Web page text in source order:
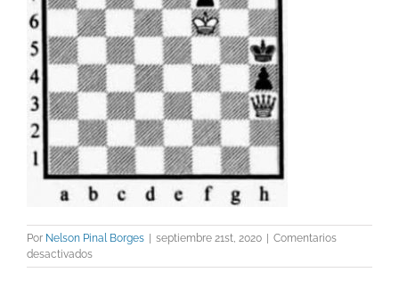
Por Nelson Pinal Borges | septiembre 21st, 2020 | Comentarios
desactivadosen
Diagrama-